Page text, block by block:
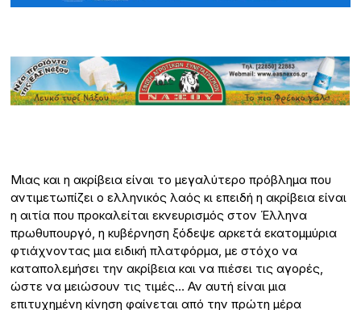
Μιας και η ακρίβεια είναι το μεγαλύτερο πρόβλημα που
αντιμετωπίζει ο ελληνικός λαός κι επειδή η ακρίβεια είναι
η αιτία που προκαλείται εκνευρισμός στον Έλληνα
πρωθυπουργό, η κυβέρνηση ξόδεψε αρκετά εκατομμύρια
φτιάχνοντας μια ειδική πλατφόρμα, με στόχο να
καταπολεμήσει την ακρίβεια και να πιέσει τις αγορές,
ώστε να μειώσουν τις τιμές… Αν αυτή είναι μια
επιτυχημένη κίνηση φαίνεται από την πρώτη μέρα